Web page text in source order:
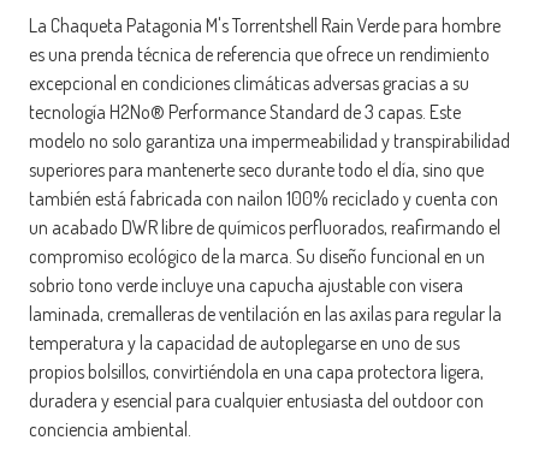
La Chaqueta Patagonia M's Torrentshell Rain Verde para hombre
es una prenda técnica de referencia que ofrece un rendimiento
excepcional en condiciones climáticas adversas gracias a su
tecnología H2No® Performance Standard de 3 capas. Este
modelo no solo garantiza una impermeabilidad y transpirabilidad
superiores para mantenerte seco durante todo el día, sino que
también está fabricada con nailon 100% reciclado y cuenta con
un acabado DWR libre de químicos perfluorados, reafirmando el
compromiso ecológico de la marca. Su diseño funcional en un
sobrio tono verde incluye una capucha ajustable con visera
laminada, cremalleras de ventilación en las axilas para regular la
temperatura y la capacidad de autoplegarse en uno de sus
propios bolsillos, convirtiéndola en una capa protectora ligera,
duradera y esencial para cualquier entusiasta del outdoor con
conciencia ambiental.